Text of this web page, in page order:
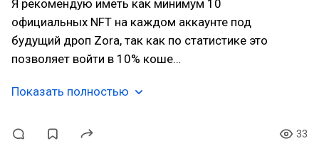
Я рекомендую иметь как минимум 10
официальных NFT на каждом аккаунте под
будущий дроп Zora, так как по статистике это
позволяет войти в 10% коше…
Показать полностью
33